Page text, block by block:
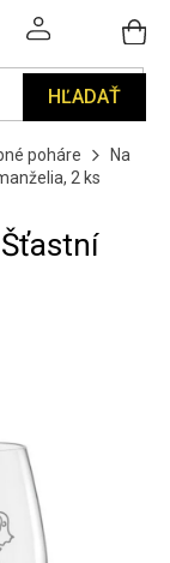
HĽADAŤ
poháre
Na
2 ks